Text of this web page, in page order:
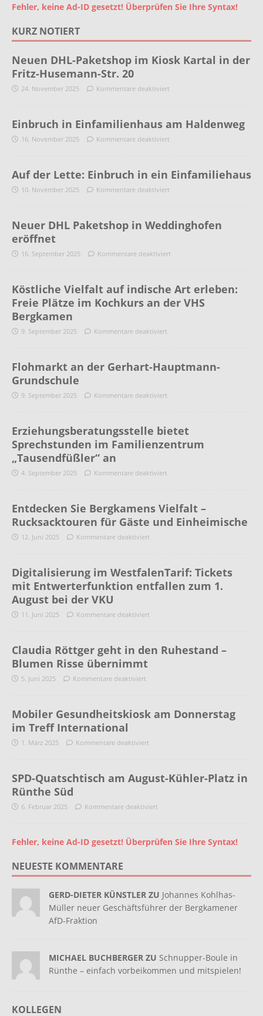
Fehler, keine Ad-ID gesetzt! Überprüfen Sie Ihre Syntax!
KURZ NOTIERT
Neuen DHL-Paketshop im Kiosk Kartal in der
Fritz-Husemann-Str. 20
24. November 2025 Kommentare deaktiviert
Einbruch in Einfamilienhaus am Haldenweg
16. November 2025 Kommentare deaktiviert
Auf der Lette: Einbruch in ein Einfamiliehaus
10. November 2025 Kommentare deaktiviert
Neuer DHL Paketshop in Weddinghofen
eröffnet
16. September 2025 Kommentare deaktiviert
Köstliche Vielfalt auf indische Art erleben:
Freie Plätze im Kochkurs an der VHS
Bergkamen
9. September 2025 Kommentare deaktiviert
Flohmarkt an der Gerhart-Hauptmann-
Grundschule
9. September 2025 Kommentare deaktiviert
Erziehungsberatungsstelle bietet
Sprechstunden im Familienzentrum
„Tausendfüßler“ an
4. September 2025 Kommentare deaktiviert
Entdecken Sie Bergkamens Vielfalt –
Rucksacktouren für Gäste und Einheimische
12. Juni 2025 Kommentare deaktiviert
Digitalisierung im WestfalenTarif: Tickets
mit Entwerterfunktion entfallen zum 1.
August bei der VKU
11. Juni 2025 Kommentare deaktiviert
Claudia Röttger geht in den Ruhestand –
Blumen Risse übernimmt
5. Juni 2025 Kommentare deaktiviert
Mobiler Gesundheitskiosk am Donnerstag
im Treff International
1. März 2025 Kommentare deaktiviert
SPD-Quatschtisch am August-Kühler-Platz in
Rünthe Süd
6. Februar 2025 Kommentare deaktiviert
Fehler, keine Ad-ID gesetzt! Überprüfen Sie Ihre Syntax!
NEUESTE KOMMENTARE
GERD-DIETER KÜNSTLER ZU Johannes Kohlhas-
Müller neuer Geschäftsführer der Bergkamener
AfD-Fraktion
MICHAEL BUCHBERGER ZU Schnupper-Boule in
Rünthe – einfach vorbeikommen und mitspielen!
KOLLEGEN